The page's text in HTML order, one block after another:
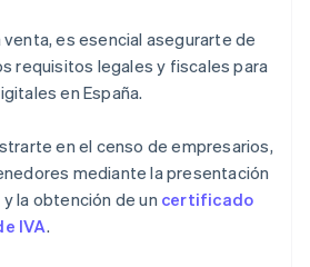
es esencial asegurarte de
requisitos legales y fiscales para
en España.
en el censo de empresarios,
mediante la presentación
y la obtención de un certificado
IVA.